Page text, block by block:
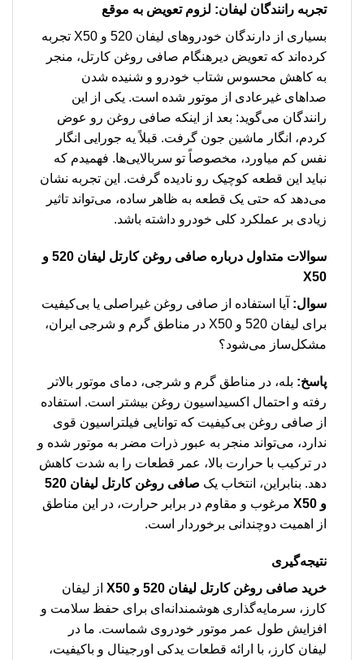
تجربه رانندگان لیفان: لزوم تعویض به موقع
بسیاری از دارندگان خودروهای لیفان 520 و X50 تجربه
کرده‌اند که تعویض دیرهنگام صافی روغن کارتل، منجر
به کاهش محسوس شتاب خودرو و شنیده شدن
صداهای غیرعادی از موتور شده است. یکی از این
رانندگان می‌گوید: بعد از اینکه صافی روغن رو عوض
کردم، انگار ماشین جون گرفت. قبلاً یه جورایی انگار
نفس کم میاورد، مخصوصاً تو سربالایی‌ها. فهمیدم که
نباید این قطعه کوچیک رو نادیده گرفت. این تجربه نشان
می‌دهد که حتی یک قطعه به ظاهر ساده، می‌تواند تاثیر
زیادی بر عملکرد کلی خودرو داشته باشد.
سوالات متداول درباره صافی روغن کارتل لیفان 520 و
X50
سوال: آیا استفاده از صافی روغن غیراصلی یا بی‌کیفیت
برای لیفان 520 و X50 در مناطق گرم و شرجی ایران،
مشکل‌ساز می‌شود؟
پاسخ: بله، در مناطق گرم و شرجی، دمای موتور بالاتر
رفته و احتمال اکسیداسیون روغن بیشتر است. استفاده
از صافی روغن بی‌کیفیت که توانایی فیلتراسیون قوی
ندارد، می‌تواند منجر به عبور ذرات مضر به موتور شده و
در ترکیب با حرارت بالا، عمر قطعات را به شدت کاهش
دهد. بنابراین، انتخاب یک
صافی روغن کارتل لیفان 520
و X50
مرغوب و مقاوم در برابر حرارت، در این مناطق
از اهمیت دوچندانی برخوردار است.
نتیجه‌گیری
خرید صافی روغن کارتل لیفان 520 و X50
از لیفان
کارز، سرمایه‌گذاری هوشمندانه‌ای برای حفظ سلامت و
افزایش طول عمر موتور خودروی شماست. ما در
لیفان کارز، با ارائه قطعات یدکی اورجینال و باکیفیت،